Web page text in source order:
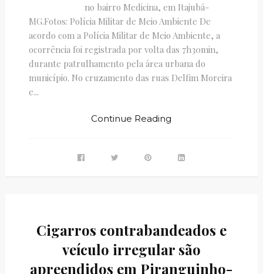
no bairro Medicina, em Itajubá-
MG.Fotos: Polícia Militar de Meio Ambiente De
acordo com a Polícia Militar de Meio Ambiente, a
ocorrência foi registrada por volta das 7h30min,
durante patrulhamento pela área urbana do
município. No cruzamento das ruas Delfim Moreira
e...
Continue Reading
Cigarros contrabandeados e
veículo irregular são
apreendidos em Piranguinho-